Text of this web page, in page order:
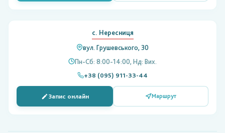
с. Нересниця
вул. Грушевського, 30
Пн-Сб: 8:00-14:00, Нд: Вих.
+38 (095) 911-33-44
Запис онлайн Маршрут